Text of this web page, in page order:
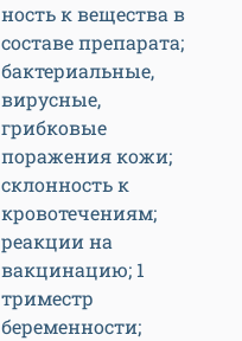
ность к вещества в
составе препарата;
бактериальные,
вирусные,
грибковые
поражения кожи;
склонность к
кровотечениям;
реакции на
вакцинацию; 1
триместр
беременности;